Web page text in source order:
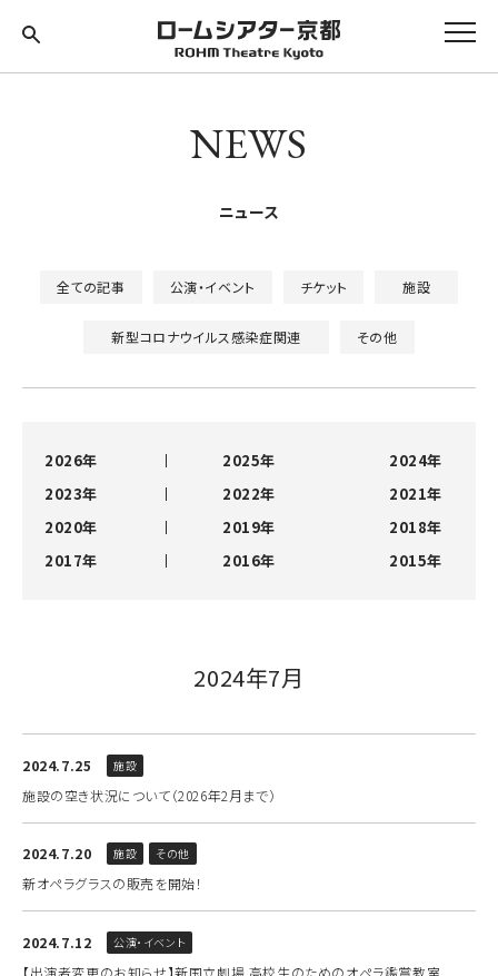
NEWS
ニュース
全ての記事 公演・イベント チケット 施設
新型コロナウイルス感染症関連 その他
2026年 2025年
2024年
2023年
2022年
2021年
2020年
2019年
2018年
2017年
2016年 2015年
2024年7月
2024.7.25 施設
施設の空き状況について（2026年2月まで）
2024.7.20 施設 その他
新オペラグラスの販売を開始！
2024.7.12 公演・イベント